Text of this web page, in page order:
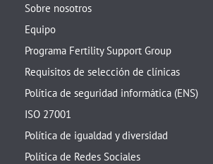
Sobre nosotros
Equipo
Programa Fertility Support Group
Requisitos de selección de clínicas
Política de seguridad informática (ENS)
ISO 27001
Política de igualdad y diversidad
Política de Redes Sociales